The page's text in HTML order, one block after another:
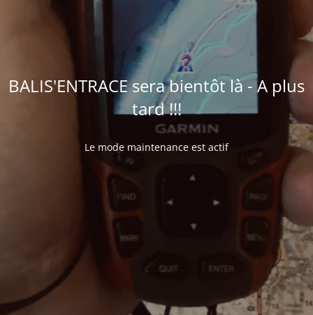
BALIS'ENTRACE sera bientôt là - A plus
tard !!!
Le mode maintenance est actif